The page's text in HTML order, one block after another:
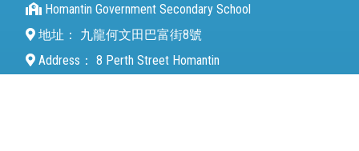
Homantin Government Secondary School
地址：
九龍何文田巴富街8號
Address： 8 Perth Street Homantin